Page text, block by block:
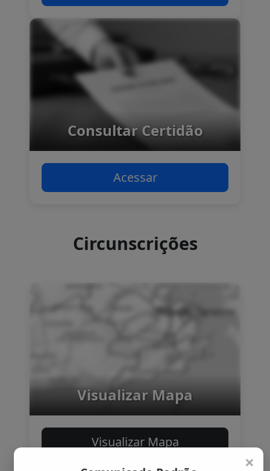
Consultar Protocolo
Acessar
Consultar Certidão
Acessar
Circunscrições
×